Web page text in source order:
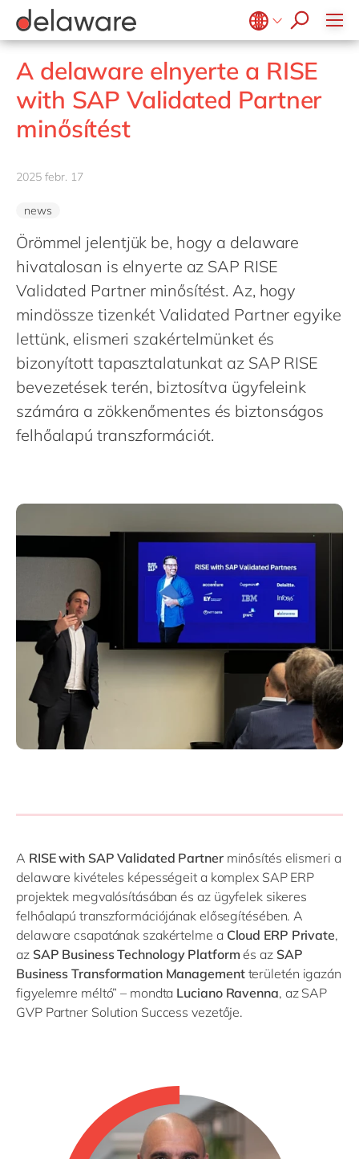
Belgium en
fr
Brazil
China
zh
France
Luxembourg
Malaysia
Morocco
en
Netherlands
Philippines
Singapore
Switzerland
Technológiák
Projektek
Értékek
Kultúra
Előnyök és juttatások
Lokációk
Sokszínűség és befogadás
Minden nyitott pozíció
felvételi folyamat
karrierblog
how & who can apply
success stories
apply now
A delaware elnyerte a RISE
with SAP Validated Partner
minősítést
2025 febr. 17
news
Örömmel jelentjük be, hogy a delaware
hivatalosan is elnyerte az SAP RISE
Validated Partner minősítést. Az, hogy
mindössze tizenkét Validated Partner egyike
lettünk, elismeri szakértelmünket és
bizonyított tapasztalatunkat az SAP RISE
bevezetések terén, biztosítva ügyfeleink
számára a zökkenőmentes és biztonságos
felhőalapú transzformációt.
A RISE with SAP Validated Partnerminősítés elismeri a
delaware kivételes képességeit a komplex SAP ERP
projektek megvalósításában és az ügyfelek sikeres
felhőalapú transzformációjának elősegítésében. A
delaware csapatának szakértelme a Cloud ERP Private,
az SAP Business Technology Platform és az SAP
Business Transformation Managementterületén igazán
figyelemre méltó” – mondta Luciano Ravenna, az SAP
GVP Partner Solution Success vezetője.